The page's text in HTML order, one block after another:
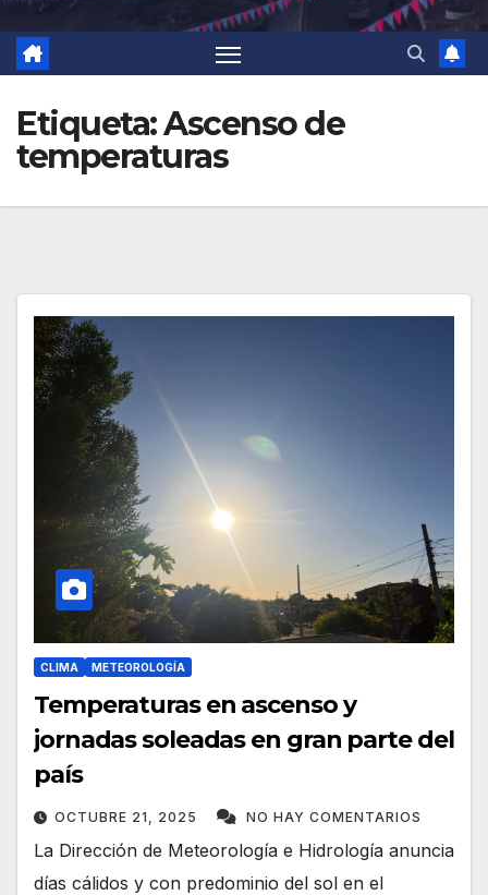
Etiqueta:Ascenso de
temperaturas
CLIMA METEOROLOGÍA
Temperaturas en ascenso y
jornadas soleadas en gran parte del
país
OCTUBRE 21, 2025 NO HAY COMENTARIOS
La Dirección de Meteorología e Hidrología anuncia
días cálidos y con predominio del sol en el